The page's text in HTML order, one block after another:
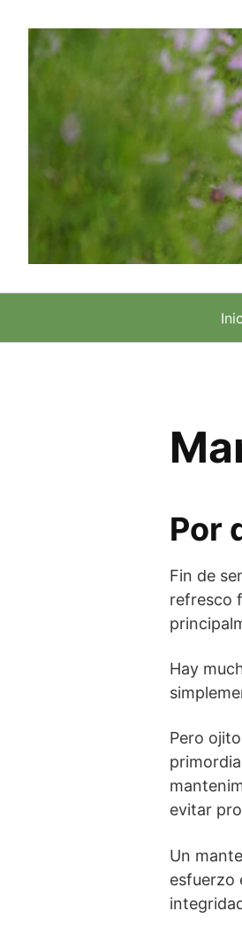
contenido
Por
Fin de
refresco
Hay
Pero
evitar
Un
esfuerzo